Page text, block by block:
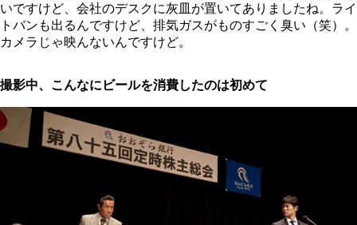
いですけど、会社のデスクに灰皿が置いてありましたね。ライ
トバンも出るんですけど、排気ガスがものすごく臭い（笑）。
カメラじゃ映んないんですけど。
撮影中、こんなにビールを消費したのは初めて